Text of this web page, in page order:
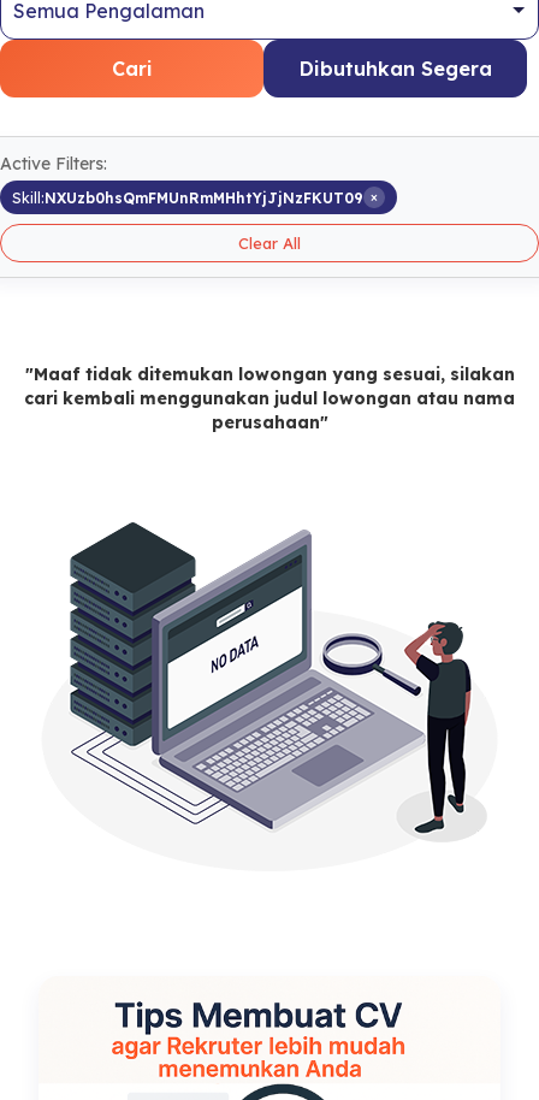
Cari Dibutuhkan Segera
Active Filters:
Skill:NXUzb0hsQmFMUnRmMHhtYjJjNzFKUT09 ×
Clear All
"Maaf tidak ditemukan lowongan yang sesuai, silakan
cari kembali menggunakan judul lowongan atau nama
perusahaan"